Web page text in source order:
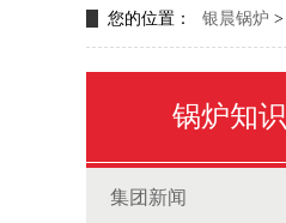
您的位置： 银晨锅炉 >
锅炉知识
集团新闻